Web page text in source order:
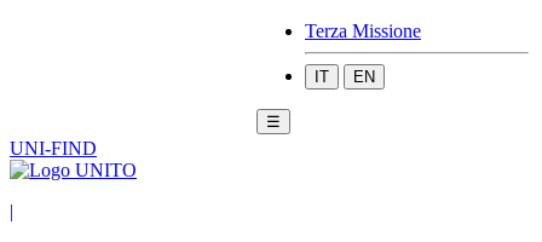
Terza Missione
IT EN
☰
UNI-FIND
|